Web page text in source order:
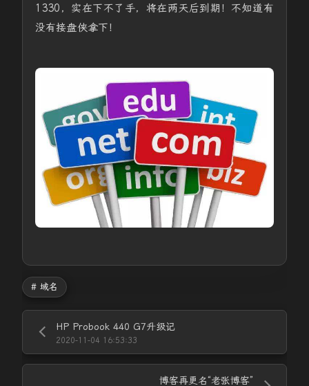
1330，实在下不了手，将在两天后到期！不知道有
没有接盘侠拿下！
# 域名
HP Probook 440 G7升级记
2020-11-04 16:53:33
博客再更名“老张博客”